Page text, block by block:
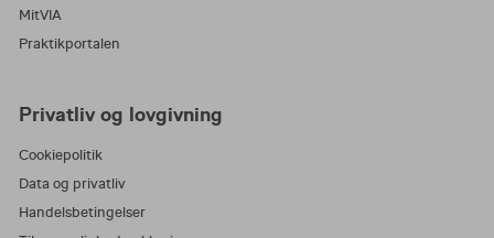
MitVIA
Praktikportalen
Privatliv og lovgivning
Cookiepolitik
Data og privatliv
Handelsbetingelser